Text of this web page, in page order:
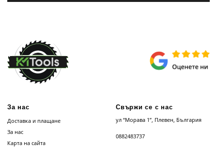
За нас
Доставка и плащане
За нас
Карта на сайта
Свържи се с нас
ул “Морава 1”, Плевен, България
0882483737